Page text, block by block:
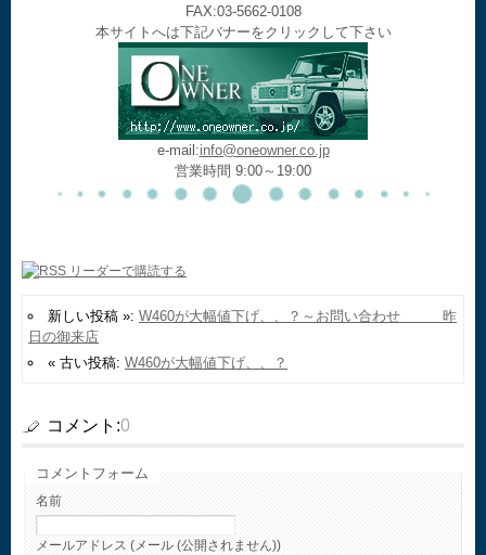
FAX:03-5662-0108
本サイトへは下記バナーをクリックして下さい
e-mail:info@oneowner.co.jp
営業時間 9:00～19:00
新しい投稿 »: W460が大幅値下げ、、？～お問い合わせ 昨
日の御来店
« 古い投稿: W460が大幅値下げ、、？
コメント:0
コメントフォーム
名前
メールアドレス (メール (公開されません))